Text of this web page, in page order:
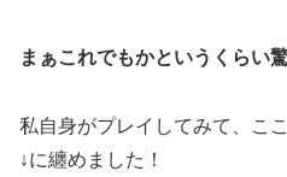
まぁこれでもかというくらい
私自身がプレイしてみて、こ
↓に纏めました！